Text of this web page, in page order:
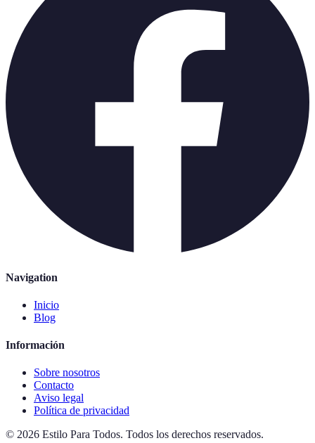
Navigation
Inicio
Blog
Información
Sobre nosotros
Contacto
Aviso legal
Política de privacidad
© 2026 Estilo Para Todos. Todos los derechos reservados.